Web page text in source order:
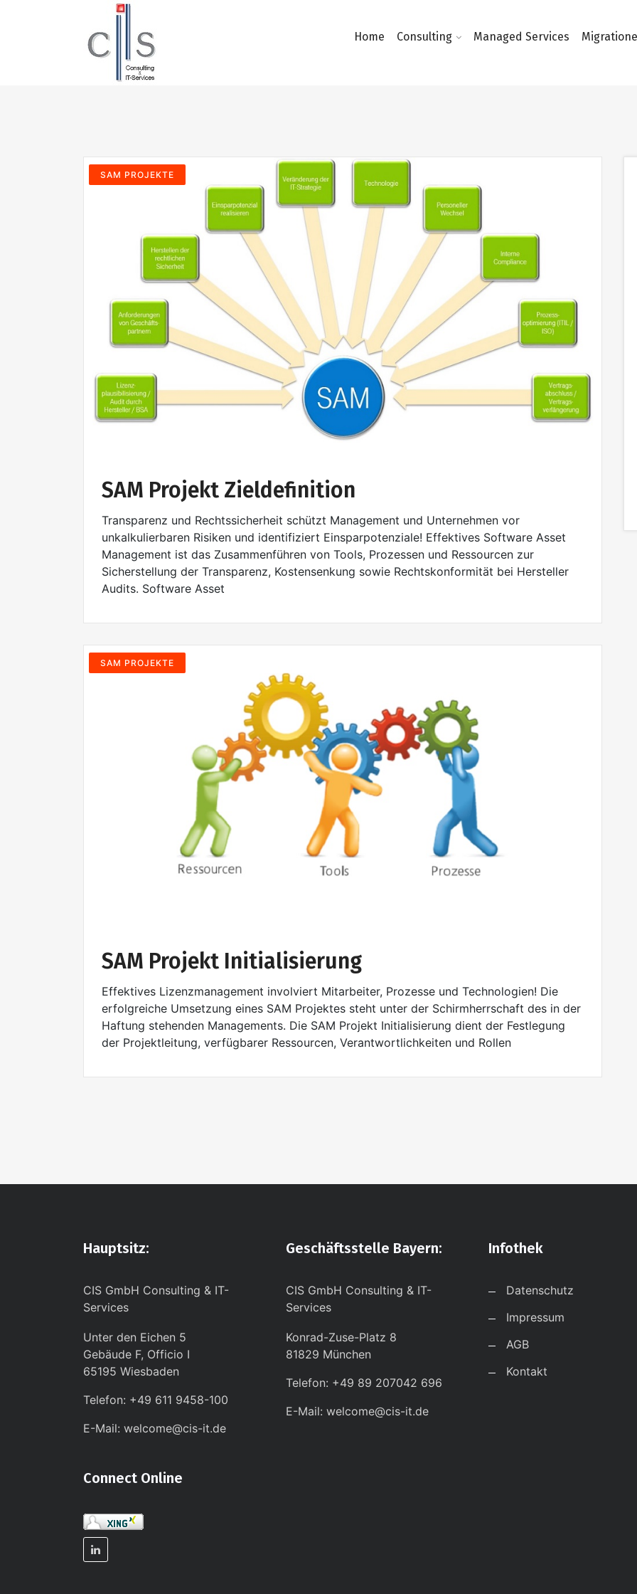
Home Consulting Managed Services
SAM PROJEKTE
SAM Projekt Zieldefinition
Transparenz und Rechtssicherheit schützt Management und Unternehmen vor
unkalkulierbaren Risiken und identifiziert Einsparpotenziale! Effektives Software Asset
Management ist das Zusammenführen von Tools, Prozessen und Ressourcen zur
Sicherstellung der Transparenz, Kostensenkung sowie Rechtskonformität bei Hersteller
Audits. Software Asset
SAM PROJEKTE
SAM Projekt Initialisierung
Effektives Lizenzmanagement involviert Mitarbeiter, Prozesse und Technologien! Die
erfolgreiche Umsetzung eines SAM Projektes steht unter der Schirmherrschaft des in der
Haftung stehenden Managements. Die SAM Projekt Initialisierung dient der Festlegung
der Projektleitung, verfügbarer Ressourcen, Verantwortlichkeiten und Rollen
Hauptsitz:
CIS GmbH Consulting & IT-
Services
Unter den Eichen 5
Gebäude F, Officio I
65195 Wiesbaden
Telefon: +49 611 9458-100
E-Mail: welcome@cis-it.de
Connect Online
Geschäftsstelle Bayern:
CIS GmbH Consulting & IT-
Services
Konrad-Zuse-Platz 8
81829 München
Telefon: +49 89 207042 696
E-Mail: welcome@cis-it.de
Infothek
Datenschutz
Impressum
AGB
Kontakt